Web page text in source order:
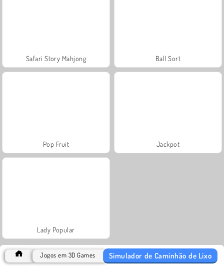
Safari Story Mahjong Ball Sort
Pop Fruit Jackpot
Lady Popular
Jogos em 3D Games Simulador de Caminhão de Lixo